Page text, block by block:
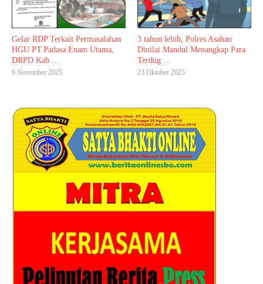
Gelar RDP Terkait Permasalahan
HGU PT.Padasa Enam Utama,
DRPD Kab ...
6 November 2025
3 tahun lebih, Polres Asahan
Dinilai Mandul Menangkap Para
Terdug ...
23 Oktober 2025